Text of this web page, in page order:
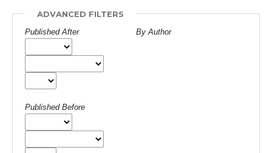
ADVANCED FILTERS
Published After
Published Before
By Author